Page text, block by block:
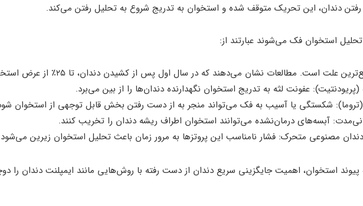
رفتن دندان، این تحریک متوقف شده و استخوان به تدریج شروع به تحلیل رفتن می‌کند.
استخوان فک می‌شوند عبارتند از:
مطالعات نشان می‌دهند که در سال اول پس از کشیدن دندان، تا ۲۵٪ از عرض استخوان در آن ناحیه از بین می‌رود.
عفونت لثه به تدریج استخوان نگهدارنده دندان‌ها را از بین می‌برد.
شکستگی یا آسیب به فک می‌تواند منجر به از دست رفتن بخش قابل توجهی از استخوان
آبسه‌های درمان‌نشده می‌توانند استخوان اطراف ریشه دندان را تخریب کنند.
مصنوعی متحرک: فشار نامناسب این پروتزها به مرور زمان باعث تحلیل استخوان زیرین
پیوند استخوان، اهمیت جایگزینی سریع دندان از دست رفته با روش‌هایی مانند ایمپلنت دندان را